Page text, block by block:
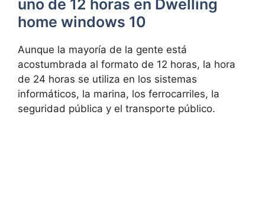
uno de 12 horas en Dwelling
home windows 10
Aunque la mayoría de la gente está
acostumbrada al formato de 12 horas, la hora
de 24 horas se utiliza en los sistemas
informáticos, la marina, los ferrocarriles, la
seguridad pública y el transporte público.